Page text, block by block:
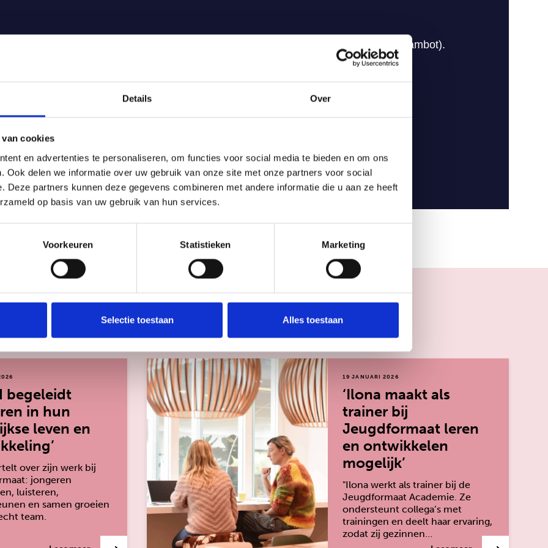
Details Over
cookies
en advertenties te personaliseren, om functies voor social media te bieden en om ons
Ook delen we informatie over uw gebruik van onze site met onze partners voor social
Deze partners kunnen deze gegevens combineren met andere informatie die u aan ze heeft
op basis van uw gebruik van hun services.
Voorkeuren Statistieken Marketing
Selectie toestaan Alles toestaan
kijken
begeleidt
in hun
leven en
over zijn werk bij
jongeren
luisteren,
en samen groeien
team.
over: ‘Lloyd begeleidt jongeren in hun dagelijkse leven en ontwikkeling’
‘Ilona maakt als
trainer bij
Jeugdformaat leren
en ontwikkelen
mogelijk’
19 JANUARI 2026
"Ilona werkt als trainer bij de
Jeugdformaat Academie. Ze
ondersteunt collega’s met
trainingen en deelt haar ervaring,
zodat zij gezinnen…